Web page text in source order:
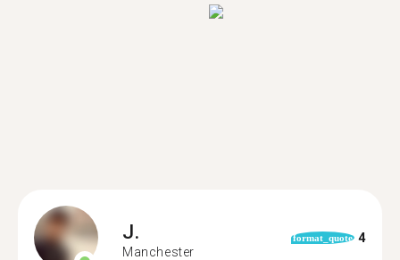
J.
Manchester
format_quote 4